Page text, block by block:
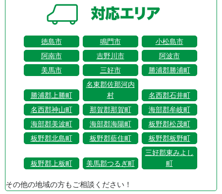
徳島市 鳴門市
小松島市
阿南市
吉野川市
阿波市
美馬市
三好市 勝浦郡勝浦町
勝浦郡上勝町
名東郡佐那河内
村
名西郡石井町
名西郡神山町
那賀郡那賀町
海部郡牟岐町
海部郡美波町
海部郡海陽町
板野郡松茂町
板野郡北島町
板野郡藍住町 板野郡板野町
板野郡上板町 美馬郡つるぎ町
三好郡東みよし
町
その他の地域の方もご相談ください！